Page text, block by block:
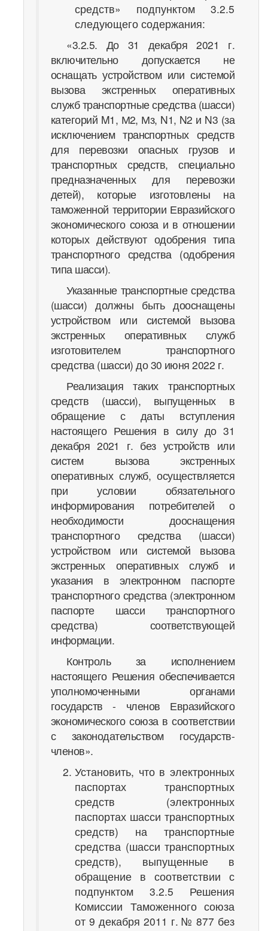
средств» подпунктом 3.2.5
следующего содержания:
«3.2.5. До 31 декабря 2021 г.
включительно допускается не
оснащать устройством или системой
вызова экстренных оперативных
служб транспортные средства (шасси)
категорий M1, М2, Мз, N1, N2 и N3 (за
исключением транспортных средств
для перевозки опасных грузов и
транспортных средств, специально
предназначенных для перевозки
детей), которые изготовлены на
таможенной территории Евразийского
экономического союза и в отношении
которых действуют одобрения типа
транспортного средства (одобрения
типа шасси).
Указанные транспортные средства
(шасси) должны быть дооснащены
устройством или системой вызова
экстренных оперативных служб
изготовителем транспортного
средства (шасси) до 30 июня 2022 г.
Реализация таких транспортных
средств (шасси), выпущенных в
обращение с даты вступления
настоящего Решения в силу до 31
декабря 2021 г. без устройств или
систем вызова экстренных
оперативных служб, осуществляется
при условии обязательного
информирования потребителей о
необходимости дооснащения
транспортного средства (шасси)
устройством или системой вызова
экстренных оперативных служб и
указания в электронном паспорте
транспортного средства (электронном
паспорте шасси транспортного
средства) соответствующей
информации.
Контроль за исполнением
настоящего Решения обеспечивается
уполномоченными органами
государств - членов Евразийского
экономического союза в соответствии
с законодательством государств-
членов».
Установить, что в электронных
паспортах транспортных
средств (электронных
паспортах шасси транспортных
средств) на транспортные
средства (шасси транспортных
средств), выпущенные в
обращение в соответствии с
подпунктом 3.2.5 Решения
Комиссии Таможенного союза
от 9 декабря 2011 г. № 877 без